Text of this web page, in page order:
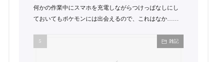
何かの作業中にスマホを充電しながらつけっぱなしにし
ておいてもポケモンには出会えるので、これはなか……
雑記